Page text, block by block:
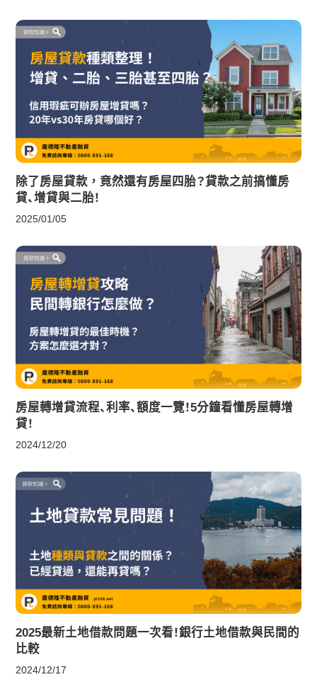
除了房屋貸款，竟然還有房屋四胎？貸款之前搞懂房
貸、增貸與二胎！
2025/01/05
房屋轉增貸流程、利率、額度一覽！5分鐘看懂房屋轉增
貸！
2024/12/20
2025最新土地借款問題一次看！銀行土地借款與民間的
比較
2024/12/17